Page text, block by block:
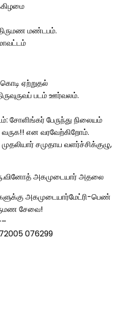
மண்டபம்.
ஏற்றுதல்
படம் ஊர்வலம்.
பேருந்து நிலையம்
என வரவேற்கிறோம்.
சமுதாய வளர்ச்சிக்குழு,
அகமுடையார் அதலை
அகமுடையார்மேட்ரி-பெண்
சேவை!
076299